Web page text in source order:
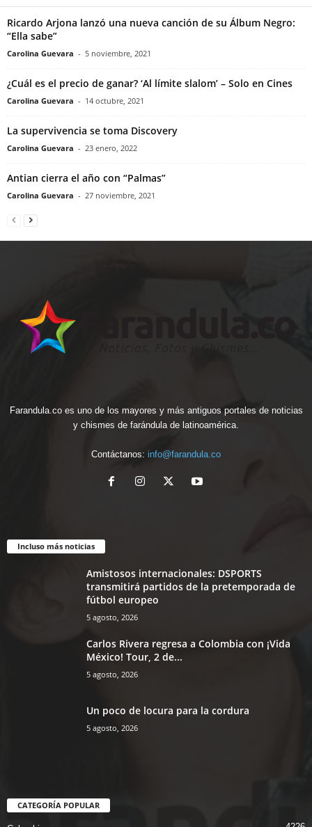
Ricardo Arjona lanzó una nueva canción de su Álbum Negro:
“Ella sabe”
Carolina Guevara - 5 noviembre, 2021
¿Cuál es el precio de ganar? ‘Al límite slalom’ – Solo en Cines
Carolina Guevara - 14 octubre, 2021
La supervivencia se toma Discovery
Carolina Guevara - 23 enero, 2022
Antian cierra el año con “Palmas”
Carolina Guevara - 27 noviembre, 2021
Farandula.co es uno de los mayores y más antiguos portales de noticias
y chismes de farándula de latinoamérica.
Contáctanos: info@farandula.co
Incluso más noticias
Amistosos internacionales: DSPORTS
transmitirá partidos de la pretemporada de
fútbol europeo
5 agosto, 2026
Carlos Rivera regresa a Colombia con ¡Vida
México! Tour, 2 de...
5 agosto, 2026
Un poco de locura para la cordura
5 agosto, 2026
CATEGORÍA POPULAR